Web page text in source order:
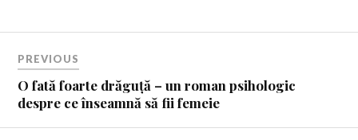
PREVIOUS
O fată foarte drăguță – un roman psihologic
despre ce înseamnă să fii femeie